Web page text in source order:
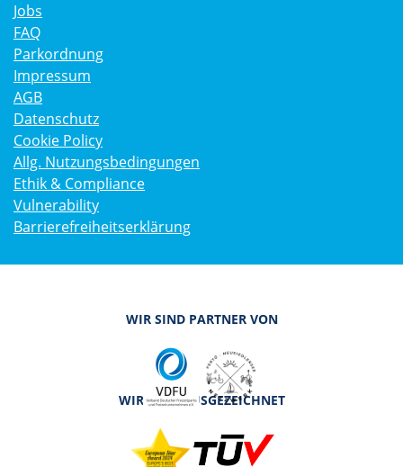
Jobs
FAQ
Parkordnung
Impressum
AGB
Datenschutz
Cookie Policy
Allg. Nutzungsbedingungen
Ethik & Compliance
Vulnerability
Barrierefreiheitserklärung
WIR SIND PARTNER VON
WIR SIND AUSGEZEICHNET